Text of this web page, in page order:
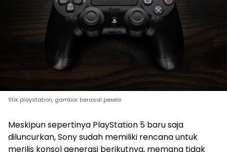
Stik playstation, gambar berasal pexels
Meskipun sepertinya PlayStation 5 baru saja
diluncurkan, Sony sudah memiliki rencana untuk
merilis konsol generasi berikutnya, memang tidak